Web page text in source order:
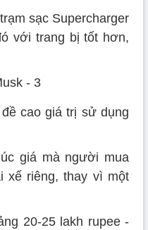
sạc Supercharger
với trang bị tốt hơn,
cao giá trị sử dụng
giá mà người mua
xế riêng, thay vì một
20-25 lakh rupee -